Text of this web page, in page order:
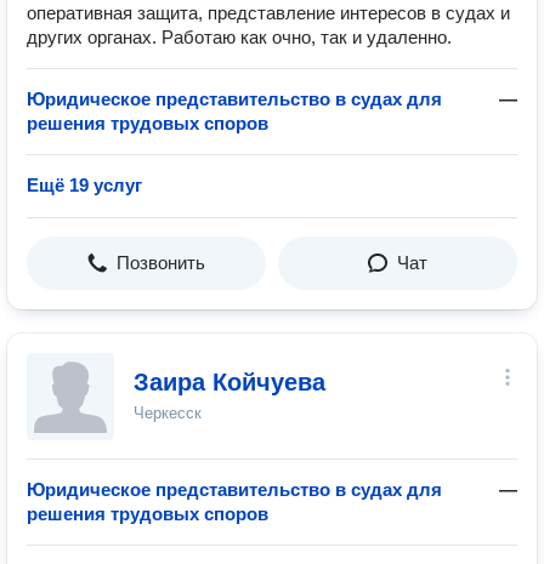
оперативная защита, представление интересов в судах и
других органах. Работаю как очно, так и удаленно.
Юридическое представительство в судах для
решения трудовых споров
—
Ещё 19 услуг
Позвонить Чат
Заира Койчуева
Черкесск
Юридическое представительство в судах для
решения трудовых споров
—